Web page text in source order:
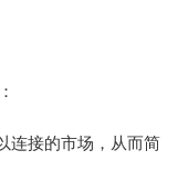
连接的市场，从而简